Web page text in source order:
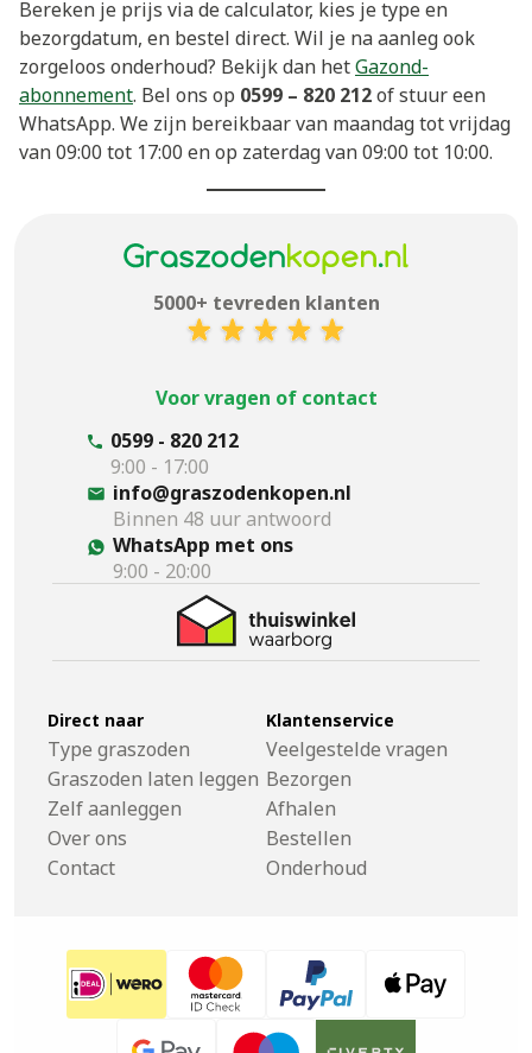
Bereken je prijs via de calculator, kies je type en
bezorgdatum, en bestel direct. Wil je na aanleg ook
zorgeloos onderhoud? Bekijk dan hetGazond-
abonnement. Bel ons op 0599 – 820 212of stuur een
WhatsApp. We zijn bereikbaar van maandag tot vrijdag
van 09:00 tot 17:00 en op zaterdag van 09:00 tot 10:00.
5000+ tevreden klanten
Voor vragen of contact
0599 - 820 212
9:00 - 17:00
info@graszodenkopen.nl
Binnen 48 uur antwoord
WhatsApp met ons
9:00 - 20:00
Direct naar
Type graszoden
Graszoden laten leggen
Zelf aanleggen
Over ons
Contact
Klantenservice
Veelgestelde vragen
Bezorgen
Afhalen
Bestellen
Onderhoud